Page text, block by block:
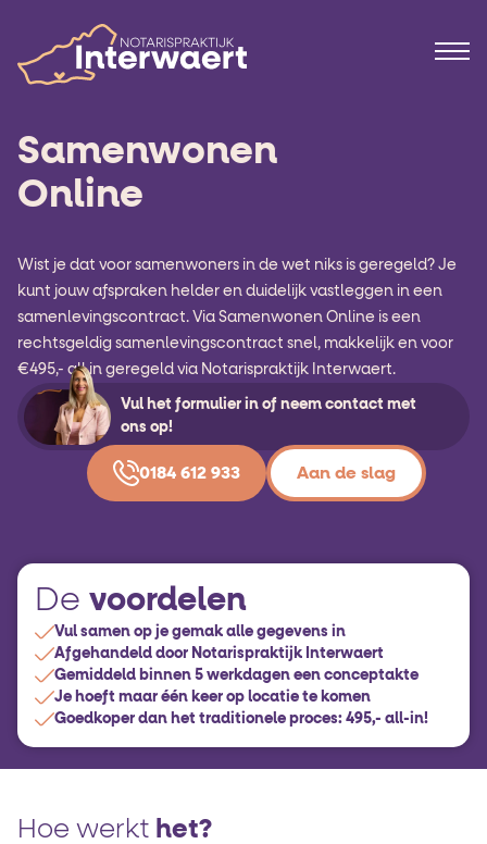
Samenwonen
Online
Wist je dat voor samenwoners in de wet niks is geregeld? Je
kunt jouw afspraken helder en duidelijk vastleggen in een
samenlevingscontract. Via Samenwonen Online is een
rechtsgeldig samenlevingscontract snel, makkelijk en voor
€495,- all in geregeld via Notarispraktijk Interwaert.
Vul het formulier in of neem contact met
ons op!
0184 612 933 Aan de slag
De voordelen
Vul samen op je gemak alle gegevens in
Afgehandeld door Notarispraktijk Interwaert
Gemiddeld binnen 5 werkdagen een conceptakte
Je hoeft maar één keer op locatie te komen
Goedkoper dan het traditionele proces: 495,- all-in!
Hoe werkt het?